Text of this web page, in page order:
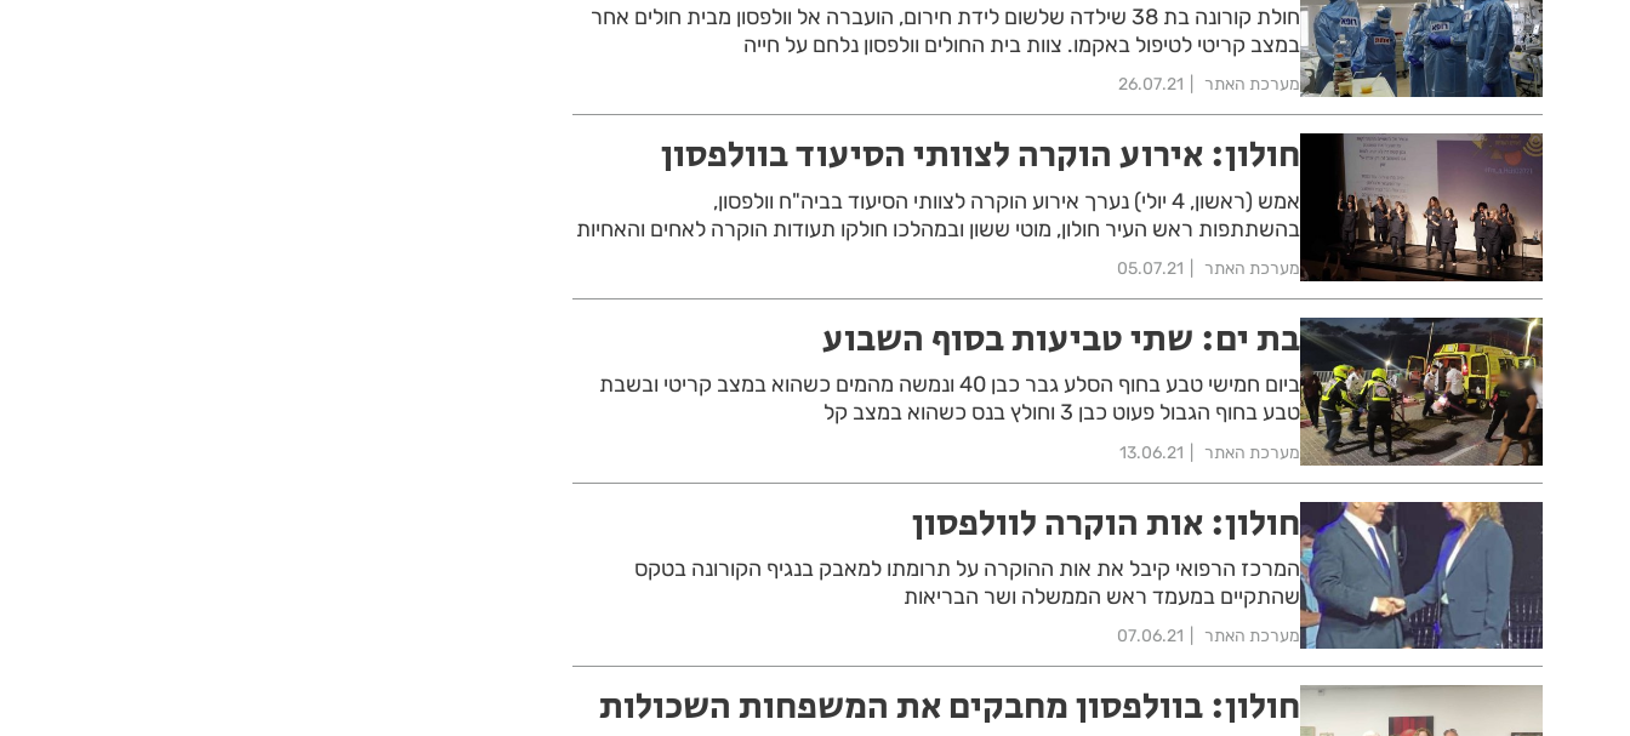
חולת קורונה בת 38 שילדה שלשום לידת חירום, הועברה אל וולפסון מבית חולים אחר
במצב קריטי לטיפול באקמו. צוות בית החולים וולפסון נלחם על חייה
מערכת האתר 26.07.21
חולון: אירוע הוקרה לצוותי הסיעוד בוולפסון
אמש (ראשון, 4 יולי) נערך אירוע הוקרה לצוותי הסיעוד בביה"ח וולפסון,
בהשתתפות ראש העיר חולון, מוטי ששון ובמהלכו חולקו תעודות הוקרה לאחים והאחיות
מערכת האתר 05.07.21
בת ים: שתי טביעות בסוף השבוע
ביום חמישי טבע בחוף הסלע גבר כבן 40 ונמשה מהמים כשהוא במצב קריטי ובשבת
טבע בחוף הגבול פעוט כבן 3 וחולץ בנס כשהוא במצב קל
מערכת האתר 13.06.21
חולון: אות הוקרה לוולפסון
המרכז הרפואי קיבל את אות ההוקרה על תרומתו למאבק בנגיף הקורונה בטקס
שהתקיים במעמד ראש הממשלה ושר הבריאות
מערכת האתר 07.06.21
חולון: בוולפסון מחבקים את המשפחות השכולות